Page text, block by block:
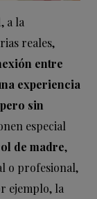
a la
reales,
entre
experiencia
sin
especial
de madre,
o profesional,
ejemplo, la